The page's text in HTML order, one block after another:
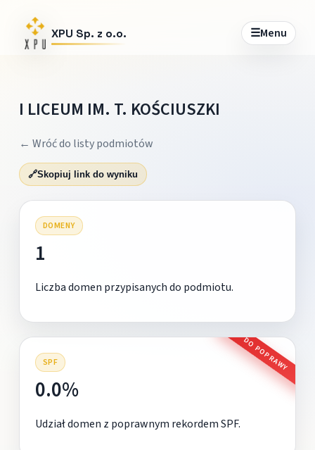
XPU Sp. z o.o. ☰Menu
I LICEUM IM. T. KOŚCIUSZKI
← Wróć do listy podmiotów
🔗Skopiuj link do wyniku
DOMENY
1
Liczba domen przypisanych do podmiotu.
SPF DO POPRAWY
0.0%
Udział domen z poprawnym rekordem SPF.